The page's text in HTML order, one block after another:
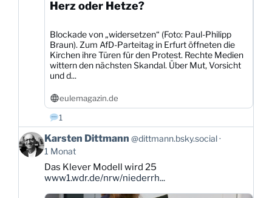
Herz oder Hetze?
Blockade von „widersetzen“ (Foto: Paul-Philipp
Braun). Zum AfD-Parteitag in Erfurt öffneten die
Kirchen ihre Türen für den Protest. Rechte Medien
wittern den nächsten Skandal. Über Mut, Vorsicht
und d...
eulemagazin.de
1
Beitrag
von
Karsten
Dittmann
Bluesky
Karsten Dittmann @dittmann.bsky.social
1 Monat
Das Klever Modell wird 25
www1.wdr.de/nrw/niederrh...